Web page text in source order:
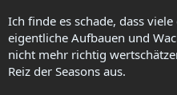
Ich finde es schade, dass
eigentliche Aufbauen und
nicht mehr richtig
Reiz der Seasons aus.